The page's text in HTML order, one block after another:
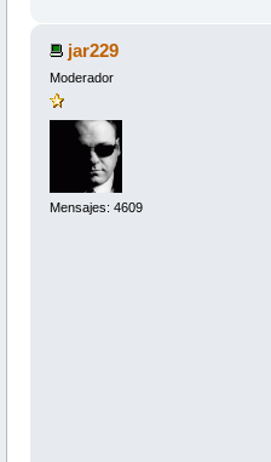
jar229
Moderador
Mensajes: 4609